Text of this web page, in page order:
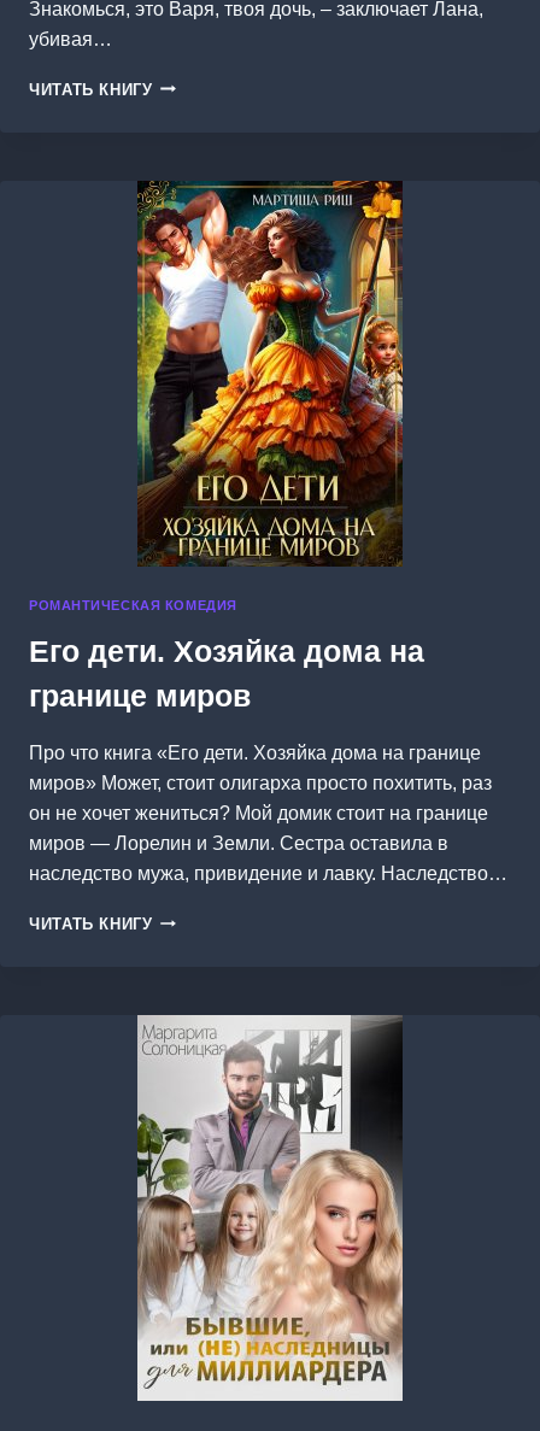
Знакомься, это Варя, твоя дочь, – заключает Лана,
убивая…
ЧИТАТЬ КНИГУ МИССИЯ
РОМАНТИЧЕСКАЯ КОМЕДИЯ
Его дети. Хозяйка дома на
границе миров
Про что книга «Его дети. Хозяйка дома на границе
миров» Может, стоит олигарха просто похитить, раз
он не хочет жениться? Мой домик стоит на границе
миров — Лорелин и Земли. Сестра оставила в
наследство мужа, привидение и лавку. Наследство…
ЧИТАТЬ КНИГУ ЕГО
НА
ГРАНИЦЕ
МИРОВ